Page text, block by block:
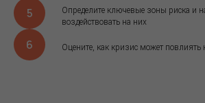
Определите ключевые зоны риска и
воздействовать на них
Оцените, как кризис может повлиять